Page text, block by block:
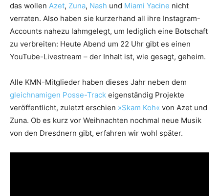
das wollen Azet, Zuna, Nash und Miami Yacine nicht
verraten. Also haben sie kurzerhand all ihre Instagram-
Accounts nahezu lahmgelegt, um lediglich eine Botschaft
zu verbreiten: Heute Abend um 22 Uhr gibt es einen
YouTube-Livestream – der Inhalt ist, wie gesagt, geheim.
Alle KMN-Mitglieder haben dieses Jahr neben dem
gleichnamigen Posse-Track eigenständig Projekte
veröffentlicht, zuletzt erschien »Skam Koh« von Azet und
Zuna. Ob es kurz vor Weihnachten nochmal neue Musik
von den Dresdnern gibt, erfahren wir wohl später.